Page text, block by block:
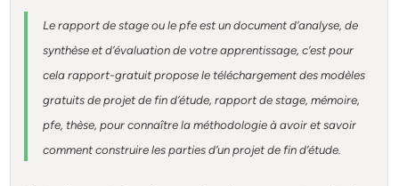
Le rapport de stage ou le pfe est un document d’analyse, de
synthèse et d’évaluation de votre apprentissage, c’est pour
cela rapport-gratuitpropose le téléchargement des modèles
gratuits de projet de fin d’étude, rapport de stage, mémoire,
pfe, thèse, pour connaître la méthodologie à avoir et savoir
comment construire les parties d’un projet de fin d’étude